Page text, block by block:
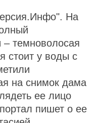
На
темноволосая
стоит у воды с
на снимок дама
ее лицо
пишет о ее